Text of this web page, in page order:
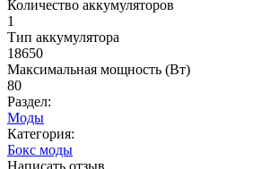
Количество аккумуляторов
1
Тип аккумулятора
18650
Максимальная мощность (Вт)
80
Раздел:
Моды
Категория:
Бокс моды
Написать отзыв